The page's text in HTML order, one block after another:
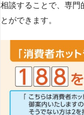
相談することで、専門
とができます​​。